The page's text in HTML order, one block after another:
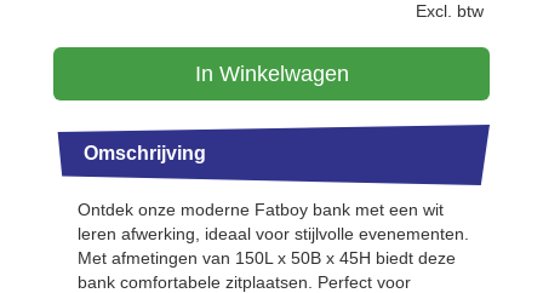
Excl. btw
In Winkelwagen
Omschrijving
Ontdek onze moderne Fatboy bank met een wit
leren afwerking, ideaal voor stijlvolle evenementen.
Met afmetingen van 150L x 50B x 45H biedt deze
bank comfortabele zitplaatsen. Perfect voor